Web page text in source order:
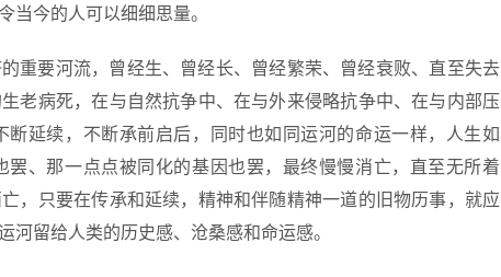
当今的人可以细细思量。
重要河流，曾经生、曾经长、曾经繁荣、曾经衰败、直至失去
老病死，在与自然抗争中、在与外来侵略抗争中、在与内部压
延续，不断承前启后，同时也如同运河的命运一样，人生如
、那一点点被同化的基因也罢，最终慢慢消亡，直至无所着
，只要在传承和延续，精神和伴随精神一道的旧物历事，就应
河留给人类的历史感、沧桑感和命运感。